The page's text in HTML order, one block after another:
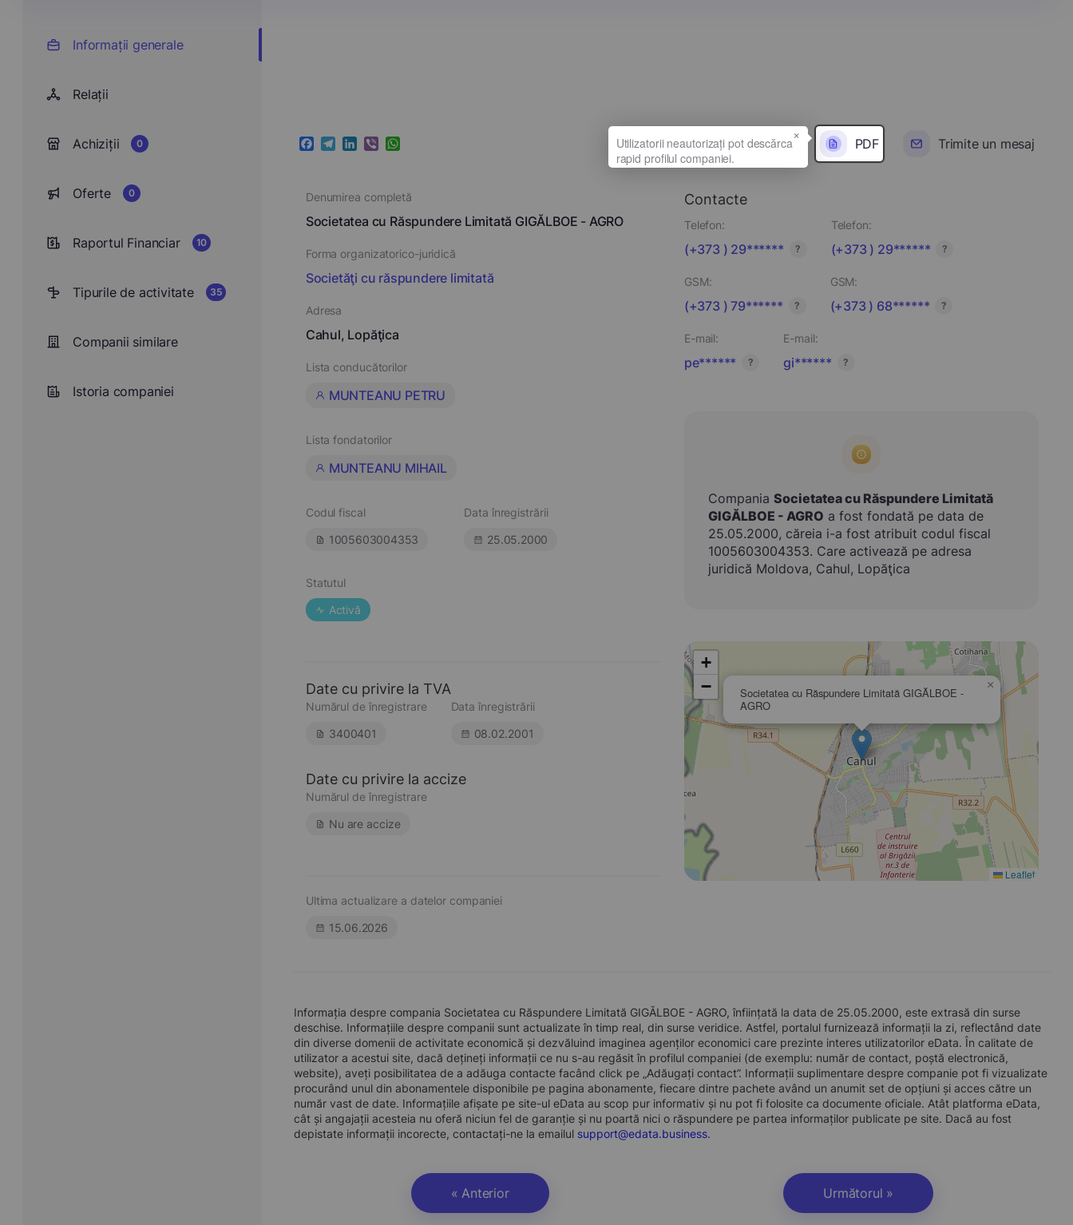
Informații generale
Relații
Achiziții 0
Oferte 0
Raportul Financiar 10
Tipurile de activitate 35
Companii similare
Istoria companiei
Facebook
Telegram
LinkedIn
ViberWhatsApp PDF Trimite un mesaj
Denumirea completă
Societatea cu Răspundere Limitată GIGĂLBOE - AGRO
Forma organizatorico-juridică
Societăţi cu răspundere limitată
Adresa
Cahul, Lopăţica
Lista conducătorilor
MUNTEANU PETRU
Lista fondatorilor
MUNTEANU MIHAIL
Codul fiscal
1005603004353
Data înregistrării
25.05.2000
Statutul
Activă
Date cu privire la TVA
Numărul de înregistrare
3400401
Data înregistrării
08.02.2001
Date cu privire la accize
Numărul de înregistrare
Nu are accize
Ultima actualizare a datelor companiei
15.06.2026
Contacte
Telefon:
(+373 ) 29****** ?
Telefon:
(+373 ) 29****** ?
GSM:
(+373 ) 79****** ?
GSM:
(+373 ) 68****** ?
E-mail:
pe****** ?
E-mail:
gi****** ?
Compania Societatea cu Răspundere Limitată
GIGĂLBOE - AGRO a fost fondată pe data de
25.05.2000, căreia i-a fost atribuit codul fiscal
1005603004353. Care activează pe adresa
juridică Moldova, Cahul, Lopăţica
Societatea cu Răspundere Limitată GIGĂLBOE -
AGRO
×
+
−
Leaflet
Informația despre compania Societatea cu Răspundere Limitată GIGĂLBOE - AGRO, înființată la data de 25.05.2000, este extrasă din surse
deschise. Informațiile despre companii sunt actualizate în timp real, din surse veridice. Astfel, portalul furnizează informații la zi, reflectând date
din diverse domenii de activitate economică și dezvăluind imaginea agenților economici care prezinte interes utilizatorilor eData. În calitate de
utilizator a acestui site, dacă dețineți informații ce nu s-au regăsit în profilul companiei (de exemplu: număr de contact, poștă electronică,
website), aveți posibilitatea de a adăuga contacte facând click pe „Adăugați contact”. Informații suplimentare despre companie pot fi vizualizate
procurând unul din abonamentele disponibile pe pagina abonamente, fiecare dintre pachete având un anumit set de opțiuni și acces către un
număr vast de date. Informațiile afișate pe site-ul eData au scop pur informativ și nu pot fi folosite ca documente oficiale. Atât platforma eData,
cât și angajații acesteia nu oferă niciun fel de garanție și nu poartă nici o răspundere pe partea informaților publicate pe site. Dacă au fost
depistate informații incorecte, contactați-ne la emailul support@edata.business.
« Anterior Următorul »
×